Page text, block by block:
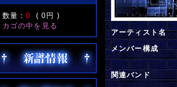
数量：0 (0円 )
カゴの中を見る
アーティスト名
メンバー構成
関連バンド